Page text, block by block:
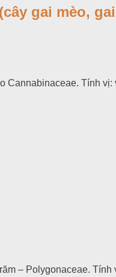
gai mèo,
Cannabinaceae. Tính vị:
– Polygonaceae. Tính